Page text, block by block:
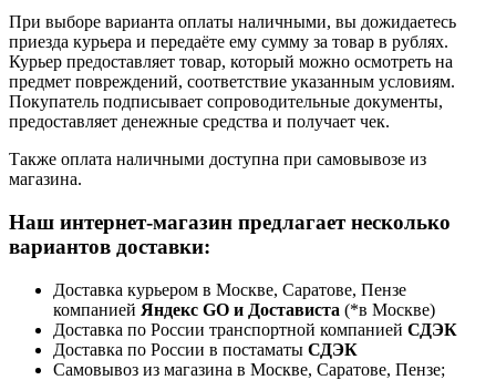
При выборе варианта оплаты наличными, вы дожидаетесь
приезда курьера и передаёте ему сумму за товар в рублях.
Курьер предоставляет товар, который можно осмотреть на
предмет повреждений, соответствие указанным условиям.
Покупатель подписывает сопроводительные документы,
предоставляет денежные средства и получает чек.
Также оплата наличными доступна при самовывозе из
магазина.
Наш интернет-магазин предлагает несколько
вариантов доставки:
Доставка курьером в Москве, Саратове, Пензе
компанией Яндекс GO и Достависта (*в Москве)
Доставка по России транспортной компанией СДЭК
Доставка по России в постаматы СДЭК
Самовывоз из магазина в Москве, Саратове, Пензе;